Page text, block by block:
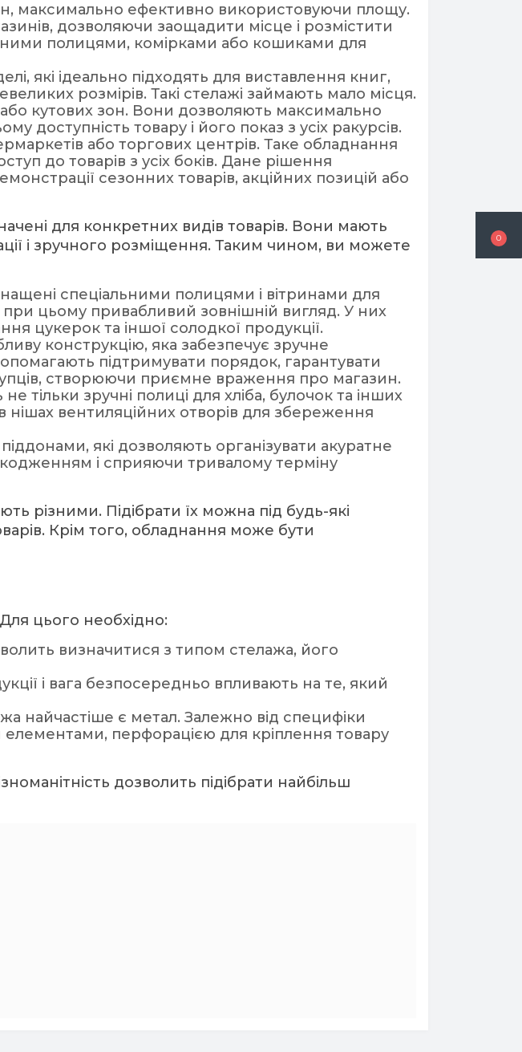
0
максимально ефективно використовуючи площу.
дозволяючи заощадити місце і розмістити
полицями, комірками або кошиками для
які ідеально підходять для виставлення книг,
розмірів. Такі стелажі займають мало місця.
кутових зон. Вони дозволяють максимально
доступність товару і його показ з усіх ракурсів.
або торгових центрів. Таке обладнання
до товарів з усіх боків. Дане рішення
сезонних товарів, акційних позицій або
для конкретних видів товарів. Вони мають
і зручного розміщення. Таким чином, ви можете
спеціальними полицями і вітринами для
при цьому привабливий зовнішній вигляд. У них
цукерок та іншої солодкої продукції.
конструкцію, яка забезпечує зручне
підтримувати порядок, гарантувати
створюючи приємне враження про магазин.
тільки зручні полиці для хліба, булочок та інших
вентиляційних отворів для збереження
які дозволяють організувати акуратне
і сприяючи тривалому терміну
різними. Підібрати їх можна під будь-які
Крім того, обладнання може бути
цього необхідно:
визначитися з типом стелажа, його
і вага безпосередньо впливають на те, який
найчастіше є метал. Залежно від специфіки
перфорацією для кріплення товару
дозволить підібрати найбільш